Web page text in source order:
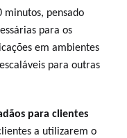
minutos, pensado
para os
em ambientes
para outras
para clientes
a utilizarem o